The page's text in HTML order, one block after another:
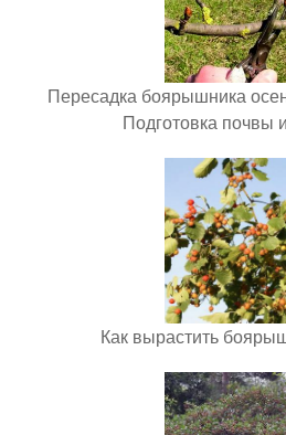
Пересадка боярышника
Подготовка почвы
Как вырастить